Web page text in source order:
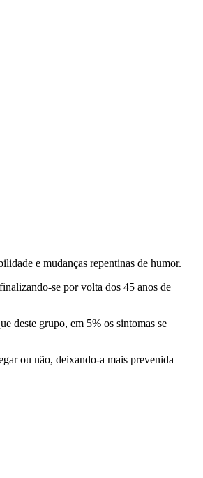
e mudanças repentinas de humor.
se por volta dos 45 anos de
deste grupo, em 5% os sintomas se
ou não, deixando-a mais prevenida